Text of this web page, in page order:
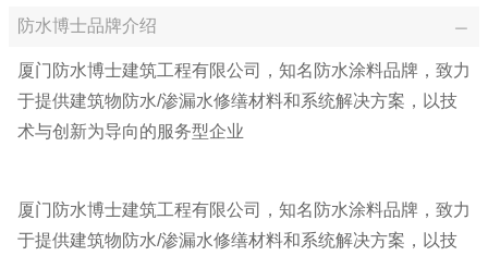
防水博士品牌介绍
厦门防水博士建筑工程有限公司，知名防水涂料品牌，致力
于提供建筑物防水/渗漏水修缮材料和系统解决方案，以技
术与创新为导向的服务型企业
厦门防水博士建筑工程有限公司，知名防水涂料品牌，致力
于提供建筑物防水/渗漏水修缮材料和系统解决方案，以技